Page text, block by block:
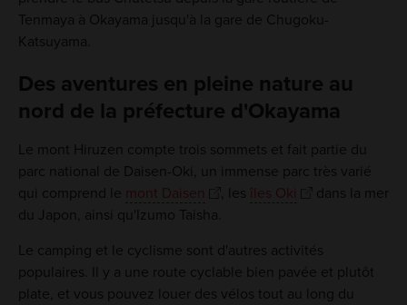
Tenmaya à Okayama jusqu'à la gare de Chugoku-
Katsuyama.
Des aventures en pleine nature au
nord de la préfecture d'Okayama
Le mont Hiruzen compte trois sommets et fait partie du
parc national de Daisen-Oki, un immense parc très varié
qui comprend le mont Daisen , les îles Oki
dans la mer
du Japon, ainsi qu'Izumo Taisha.
Le camping et le cyclisme sont d'autres activités
populaires. Il y a une route cyclable bien pavée et plutôt
plate, et vous pouvez louer des vélos tout au long du